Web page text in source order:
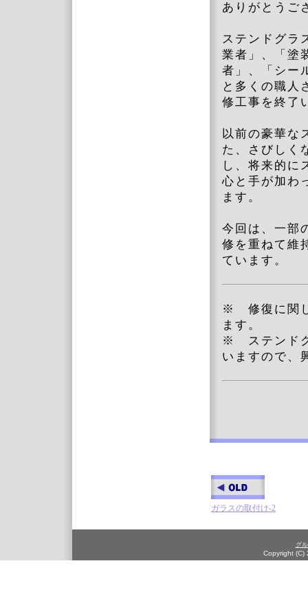
ありがとうご
ステンドグラ
業者」、「塗
者」、「シ
と多くの職
修工事を終了
以前の豪華な
た、さびし
し、将来的に
心と手が加わ
ます。
今回は、一部
修を重ねて維
ています。
※ 修復に関し
ます。
※ ステンドグ
いますので、
ガラスの取付け-2
グ
Copyright (C)